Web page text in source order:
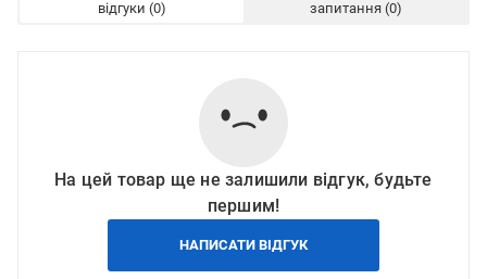
відгуки запитання
На цей товар ще не залишили відгук, будьте
першим!
НАПИСАТИ ВІДГУК